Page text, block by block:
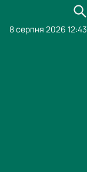
8 серпня 2026 12:43